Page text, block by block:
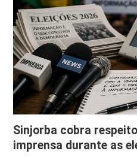
Sinjorba cobra
imprensa durante as